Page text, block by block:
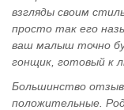
взгляды своим
просто так его
ваш малыш точно
гонщик, готовый к
Большинство
положительные.